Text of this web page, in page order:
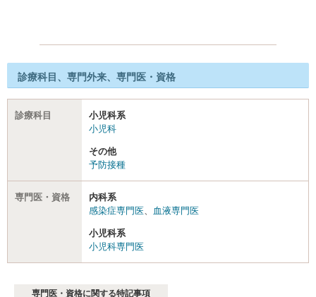
診療科目、専門外来、専門医・資格
診療科目
小児科系
小児科
その他
予防接種
専門医・資格
内科系
感染症専門医、 血液専門医
小児科系
小児科専門医
専門医・資格に関する特記事項